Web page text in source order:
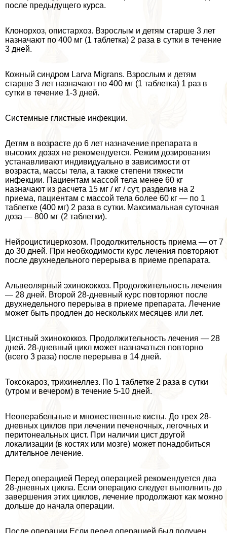
после предыдущего курса.
Клонорхоз, опистархоз. Взрослым и детям старше 3 лет
назначают по 400 мг (1 таблетка) 2 раза в сутки в течение
3 дней.
Кожный синдром Larva Migrans. Взрослым и детям
старше 3 лет назначают по 400 мг (1 таблетка) 1 раз в
сутки в течение 1-3 дней.
Системные глистные инфекции.
Детям в возрасте до 6 лет назначение препарата в
высоких дозах не рекомендуется. Режим дозирования
устанавливают индивидуально в зависимости от
возраста, массы тела, а также степени тяжести
инфекции. Пациентам массой тела менее 60 кг
назначают из расчета 15 мг / кг / сут, разделив на 2
приема, пациентам с массой тела более 60 кг — по 1
таблетке (400 мг) 2 раза в сутки. Максимальная суточная
доза — 800 мг (2 таблетки).
Нейроцистицеркозом. Продолжительность приема — от 7
до 30 дней. При необходимости курс лечения повторяют
после двухнедельного перерыва в приеме препарата.
Альвеолярный эхинококкоз. Продолжительность лечения
— 28 дней. Второй 28-дневный курс повторяют после
двухнедельного перерыва в приеме препарата. Лечение
может быть продлен до нескольких месяцев или лет.
Цистный эхинококкоз. Продолжительность лечения — 28
дней. 28-дневный цикл может назначаться повторно
(всего 3 раза) после перерыва в 14 дней.
Токсокароз, трихинеллез. По 1 таблетке 2 раза в сутки
(утром и вечером) в течение 5-10 дней.
Неоперабельные и множественные кисты. До трех 28-
дневных циклов при лечении печеночных, легочных и
перитонеальных цист. При наличии цист другой
локализации (в костях или мозге) может понадобиться
длительное лечение.
Перед операцией Перед операцией рекомендуется два
28-дневных цикла. Если операцию следует выполнить до
завершения этих циклов, лечение продолжают как можно
дольше до начала операции.